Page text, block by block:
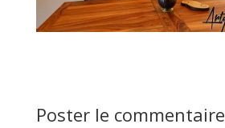
Poster le commentaire